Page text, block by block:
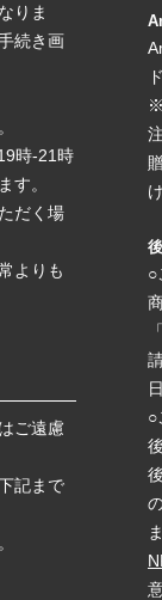
りま
続き画
時-21時
す。
だく場
よりも
ご遠慮
記まで
○
○